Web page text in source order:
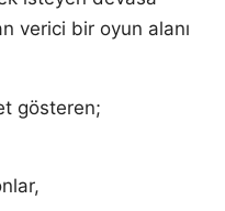
verici bir oyun alanı
gösteren;